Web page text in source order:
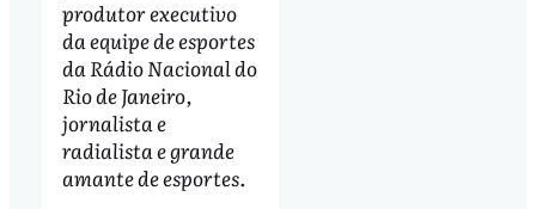
produtor executivo
da equipe de esportes
da Rádio Nacional do
Rio de Janeiro,
jornalista e
radialista e grande
amante de esportes.